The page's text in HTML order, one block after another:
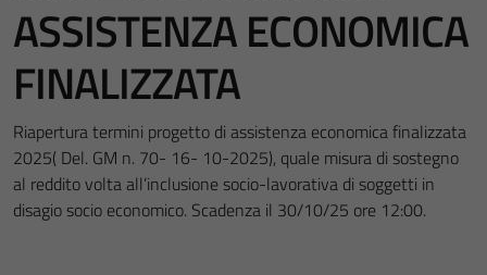
ASSISTENZA ECONOMICA
FINALIZZATA
Riapertura termini progetto di assistenza economica finalizzata
2025( Del. GM n. 70- 16- 10-2025), quale misura di sostegno
al reddito volta all’inclusione socio-lavorativa di soggetti in
disagio socio economico. Scadenza il 30/10/25 ore 12:00.